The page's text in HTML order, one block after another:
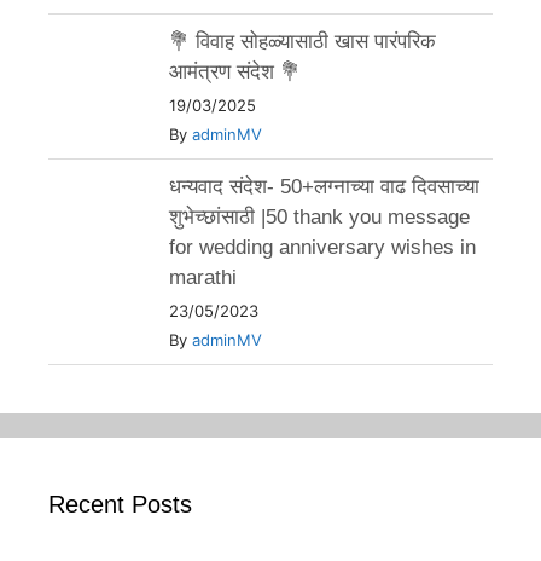
💐 विवाह सोहळ्यासाठी खास पारंपरिक
आमंत्रण संदेश 💐
19/03/2025
By adminMV
धन्यवाद संदेश- 50+लग्नाच्या वाढ दिवसाच्या
शुभेच्छांसाठी |50 thank you message
for wedding anniversary wishes in
marathi
23/05/2023
By adminMV
Recent Posts